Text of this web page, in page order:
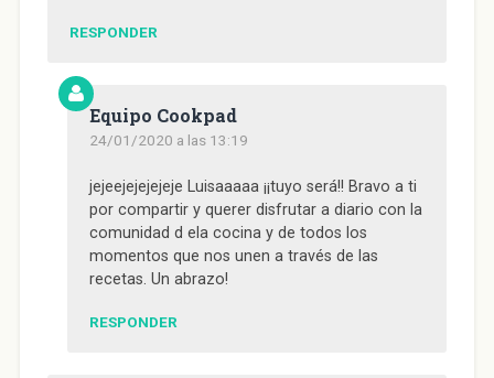
RESPONDER
Equipo Cookpad
24/01/2020 a las 13:19
jejeejejejejeje Luisaaaaa ¡¡tuyo será!! Bravo a ti
por compartir y querer disfrutar a diario con la
comunidad d ela cocina y de todos los
momentos que nos unen a través de las
recetas. Un abrazo!
RESPONDER